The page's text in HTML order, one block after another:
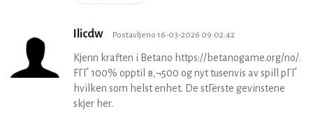
Ilicdw Postavljeno 16-03-2026 09:02:42
Kjenn kraften i Betano https://betanogame.org/no/.
FГҐ 100% opptil в‚¬500 og nyt tusenvis av spill pГҐ
hvilken som helst enhet. De stГёrste gevinstene
skjer her.